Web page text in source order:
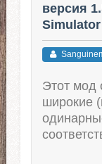
версия
Simulator
Этот мод
широкие